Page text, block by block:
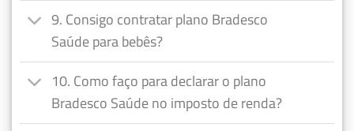
9. Consigo contratar plano Bradesco
Saúde para bebês?
10. Como faço para declarar o plano
Bradesco Saúde no imposto de renda?